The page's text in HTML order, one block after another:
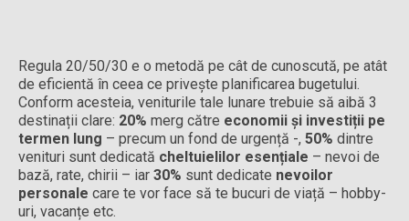
Regula 20/50/30 e o metodă pe cât de cunoscută, pe atât
de eficientă în ceea ce privește planificarea bugetului.
Conform acesteia, veniturile tale lunare trebuie să aibă 3
destinații clare: 20% merg către economii și investiții pe
termen lung – precum un fond de urgență -, 50% dintre
venituri sunt dedicată cheltuielilor esențiale – nevoi de
bază, rate, chirii – iar 30% sunt dedicate nevoilor
personale care te vor face să te bucuri de viață – hobby-
uri, vacanțe etc.